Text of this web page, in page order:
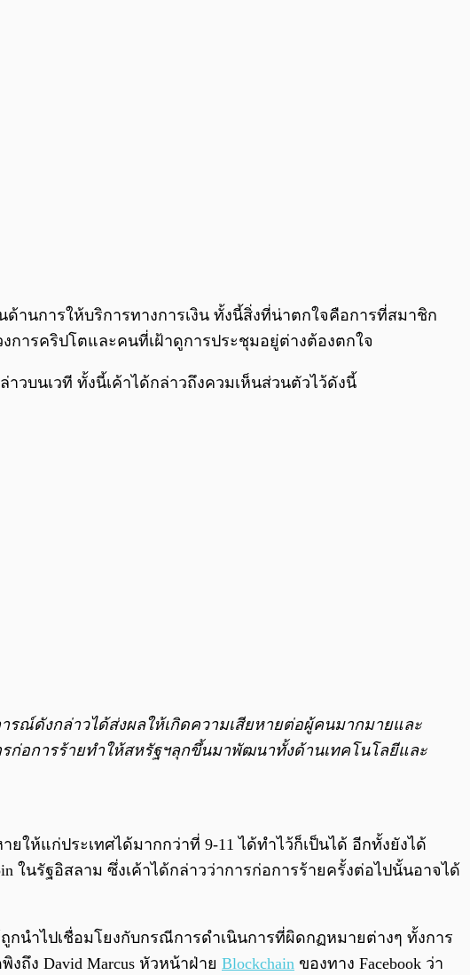
านการให้บริการทางการเงิน ทั้งนี้สิ่งที่น่าตกใจคือการที่สมาชิก
การคริปโตและคนที่เฝ้าดูการประชุมอยู่ต่างต้องตกใจ
วบนเวที ทั้งนี้เค้าได้กล่าวถึงควมเห็นส่วนตัวไว้ดังนี้
รณ์ดังกล่าวได้ส่งผลให้เกิดความเสียหายต่อผู้คนมากมายและ
ก่อการร้ายทำให้สหรัฐฯลุกขึ้นมาพัฒนาทั้งด้านเทคโนโลยีและ
ให้แก่ประเทศได้มากกว่าที่ 9-11 ได้ทำไว้ก็เป็นได้ อีกทั้งยังได้
ในรัฐอิสลาม ซึ่งเค้าได้กล่าวว่าการก่อการร้ายครั้งต่อไปนั้นอาจได้
ด้ถูกนำไปเชื่อมโยงกับกรณีการดำเนินการที่ผิดกฏหมายต่างๆ ทั้งการ
ถึง David Marcus หัวหน้าฝ่าย Blockchain ของทาง Facebook ว่า